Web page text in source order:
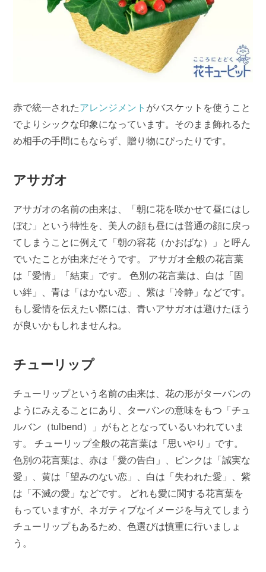
赤で統一されたアレンジメント がバスケットを使うこと
でよりシックな印象になっています。そのまま飾れるた
め相手の手間にもならず、贈り物にぴったりです。
アサガオ
アサガオの名前の由来は、「朝に花を咲かせて昼にはし
ぼむ」という特性を、美人の顔も昼には普通の顔に戻っ
てしまうことに例えて「朝の容花（かおばな）」と呼ん
でいたことが由来だそうです。 アサガオ全般の花言葉
は「愛情」「結束」です。 色別の花言葉は、白は「固
い絆」、青は「はかない恋」、紫は「冷静」などです。
もし愛情を伝えたい際には、青いアサガオは避けたほう
が良いかもしれませんね。
チューリップ
チューリップという名前の由来は、花の形がターバンの
ようにみえることにあり、ターバンの意味をもつ「チュ
ルバン（tulbend）」がもととなっているいわれていま
す。 チューリップ全般の花言葉は「思いやり」です。
色別の花言葉は、赤は「愛の告白」、ピンクは「誠実な
愛」、黄は「望みのない恋」、白は「失われた愛」、紫
は「不滅の愛」などです。 どれも愛に関する花言葉を
もっていますが、ネガティブなイメージを与えてしまう
チューリップもあるため、色選びは慎重に行いましょ
う。